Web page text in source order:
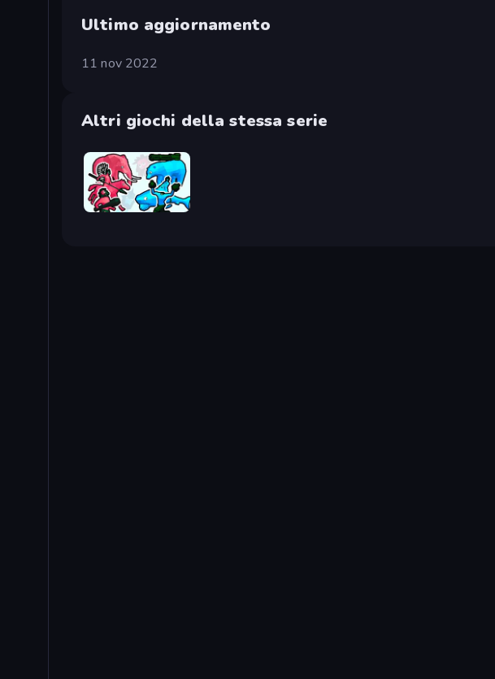
Ultimo aggiornamento
11 nov 2022
Altri giochi della stessa serie
Funny Battle Simulator 2